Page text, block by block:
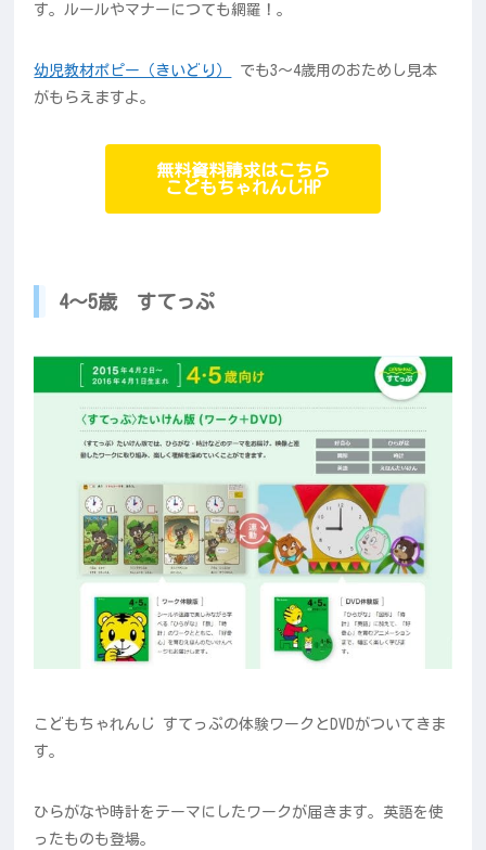
す。ルールやマナーにつても網羅！。
幼児教材ポピー（きいどり）
でも3～4歳用のおためし見本
がもらえますよ。
無料資料請求はこちら
こどもちゃれんじHP
4～5歳 すてっぷ
こどもちゃれんじ すてっぷの体験ワークとDVDがついてきま
す。
ひらがなや時計をテーマにしたワークが届きます。英語を使
ったものも登場。